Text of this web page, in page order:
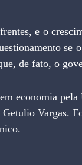
se
de fato, o
Vargas.